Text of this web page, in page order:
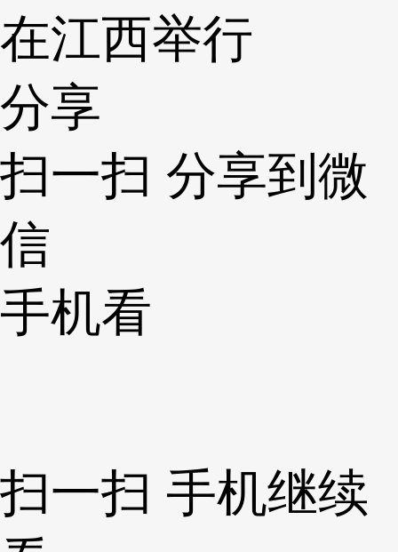
在江西举行
分享
扫一扫 分享到微
信
手机看
扫一扫 手机继续